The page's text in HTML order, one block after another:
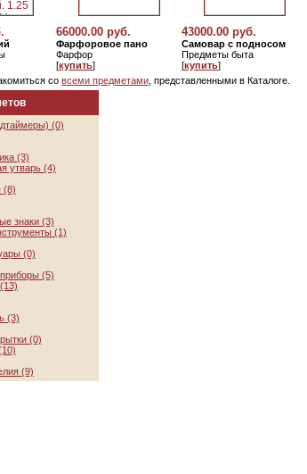
66000.00 руб.
Фарфоровое пано
Фарфор
[купить]
43000.00 руб.
Самовар с подносом
Предметы быта
[купить]
со всеми предметами , представленными в Каталоге.
(0)
(3)
утварь (4)
(8)
знаки (3)
(1)
(0)
(5)
(3)
(0)
(9)